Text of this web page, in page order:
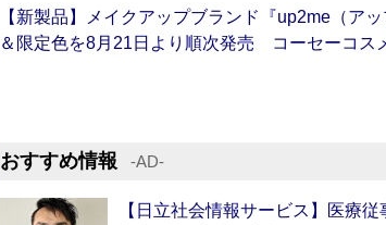
【新製品】メイクアップブランド『up2me（ア
＆限定色を8月21日より順次発売 コーセーコス
おすすめ情報 ‐AD‐
【日立社会情報サービス】医療